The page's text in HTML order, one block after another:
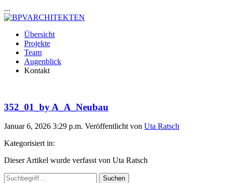
...
Übersicht
Projekte
Team
Augenblick
Kontakt
352_01_by A_A_Neubau
Januar 6, 2026 3:29 p.m. Veröffentlicht von Uta Ratsch
Kategorisiert in:
Dieser Artikel wurde verfasst von Uta Ratsch
Suchen